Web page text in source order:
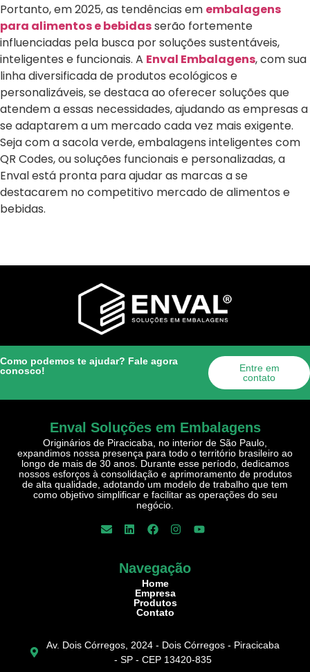
Portanto, em 2025, as tendências em embalagens
para alimentos e bebidasserão fortemente
influenciadas pela busca por soluções sustentáveis,
inteligentes e funcionais. A Enval Embalagens, com sua
linha diversificada de produtos ecológicos e
personalizáveis, se destaca ao oferecer soluções que
atendem a essas necessidades, ajudando as empresas a
se adaptarem a um mercado cada vez mais exigente.
Seja com a sacola verde, embalagens inteligentes com
QR Codes, ou soluções funcionais e personalizadas, a
Enval está pronta para ajudar as marcas a se
destacarem no competitivo mercado de alimentos e
bebidas.
Como podemos te ajudar? Fale agora
conosco!
Entre em
contato
Enval Soluções em Embalagens
Originários de Piracicaba, no interior de São Paulo,
expandimos nossa presença para todo o território brasileiro ao
longo de mais de 30 anos. Durante esse período, dedicamos
nossos esforços à consolidação e aprimoramento de produtos
de alta qualidade, adotando um modelo de trabalho que tem
como objetivo simplificar e facilitar as operações do seu
negócio.
Navegação
Home
Empresa
Produtos
Contato
Av. Dois Córregos, 2024 - Dois Córregos - Piracicaba
- SP - CEP 13420-835